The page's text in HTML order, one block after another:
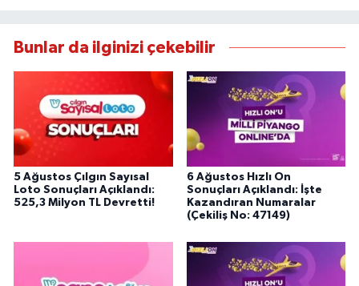
Bunlar da ilginizi çekebilir
5 Ağustos Çılgın Sayısal
Loto Sonuçları Açıklandı:
525,3 Milyon TL Devretti!
6 Ağustos Hızlı On
Sonuçları Açıklandı: İşte
Kazandıran Numaralar
(Çekiliş No: 47149)